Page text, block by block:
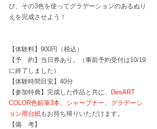
び、その3色を使ってグラデーションのあるぬり
えを完成させよう！
【体験料】900円（税込）
【予　約】 当日券あり。（事前予約受付は10/19
に終了しました）
【体験時間目安】40分
【参加特典】完成した作品と共に、
DesART
COLOR色鉛筆3本、シャープナー、グラデーシ
ョン用台紙もお持ち帰りいただけます。
【備　考】